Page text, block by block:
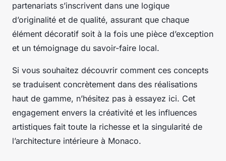
partenariats s’inscrivent dans une logique
d’originalité et de qualité, assurant que chaque
élément décoratif soit à la fois une pièce d’exception
et un témoignage du savoir-faire local.
Si vous souhaitez découvrir comment ces concepts
se traduisent concrètement dans des réalisations
haut de gamme, n’hésitez pas à essayez ici. Cet
engagement envers la créativité et les influences
artistiques fait toute la richesse et la singularité de
l’architecture intérieure à Monaco.